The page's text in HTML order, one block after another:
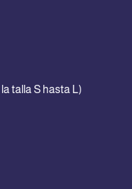
talla S hasta L)